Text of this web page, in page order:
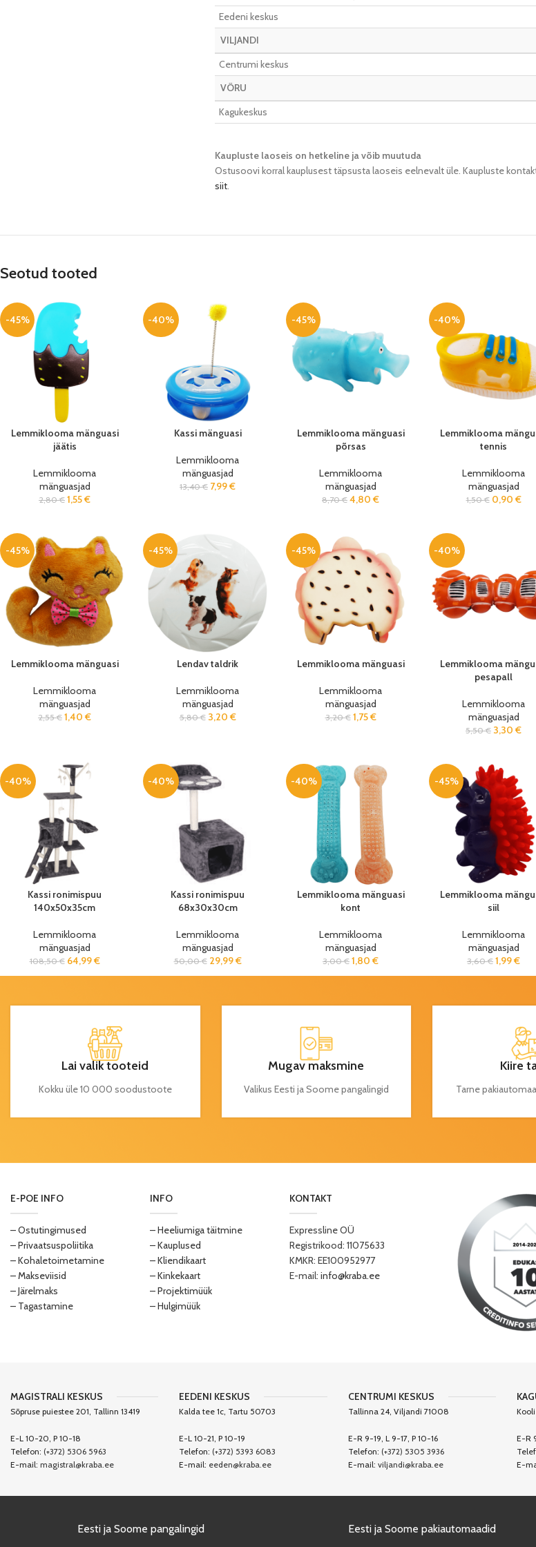
Eedeni keskus
VILJANDI
Centrumi keskus
VÕRU
Kagukeskus
Kaupluste laoseis on hetkeline ja võib muutuda​
Ostusoovi korral kauplusest täpsusta laoseis eelnevalt üle. Kaupluste
siit.
Seotud tooted
-45%
Lemmiklooma mänguasi
jäätis
Lemmiklooma
mänguasjad
2,80€ 1,55€
-40%
Kassi mänguasi
Lemmiklooma
mänguasjad
13,40€ 7,99€
-45%
Lemmiklooma mänguasi
põrsas
Lemmiklooma
mänguasjad
8,70€ 4,80 €
-40%
Lemmiklooma
tennis
Lemmiklooma
mänguasjad
1,50€ 0,90 €
-45%
Lemmiklooma mänguasi
Lemmiklooma
mänguasjad
2,55€ 1,40 €
-45%
Lendav taldrik
Lemmiklooma
mänguasjad
5,80€ 3,20 €
-45%
Lemmiklooma mänguasi
Lemmiklooma
mänguasjad
3,20€ 1,75€
-40%
Lemmiklooma
pesapall
Lemmiklooma
mänguasjad
5,50€ 3,30 €
-40%
Kassi ronimispuu
140x50x35cm
Lemmiklooma
mänguasjad
108,50€ 64,99€
-40%
Kassi ronimispuu
68x30x30cm
Lemmiklooma
mänguasjad
50,00€ 29,99€
-40%
Lemmiklooma mänguasi
kont
Lemmiklooma
mänguasjad
3,00€ 1,80 €
-45%
Lemmiklooma
siil
Lemmiklooma
mänguasjad
3,60€ 1,99€
Lai valik tooteid
Kokku üle 10 000 soodustoote
Mugav maksmine
Valikus Eesti ja Soome pangalingid
Kiire
Tarne
E-POE INFO
– Ostutingimused
– Privaatsuspoliitika
– Kohaletoimetamine
– Makseviisid
– Järelmaks
– Tagastamine
INFO
– Heeliumiga täitmine
– Kauplused
– Kliendikaart
– Kinkekaart
– Projektimüük
– Hulgimüük
KONTAKT
Expressline OÜ
Registrikood: 11075633
KMKR: EE100952977
E-mail: info@kraba.ee
MAGISTRALI KESKUS
Sõpruse puiestee 201, Tallinn 13419
E-L 10-20, P 10-18
Telefon: (+372) 5306 5963
E-mail: magistral@kraba.ee
EEDENI KESKUS
Kalda tee 1c, Tartu 50703
E-L 10-21, P 10-19
Telefon: (+372) 5393 6083
E-mail: eeden@kraba.ee
CENTRUMI KESKUS
Tallinna 24, Viljandi 71008
E-R 9-19, L 9-17, P 10-16
Telefon: (+372) 5305 3936
E-mail: viljandi@kraba.ee
E-R
E-
Eesti ja Soome pangalingid Eesti ja Soome pakiautomaadid